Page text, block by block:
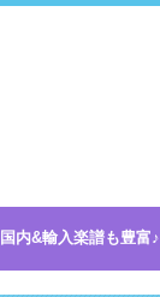
国内&輸入楽譜も豊富♪